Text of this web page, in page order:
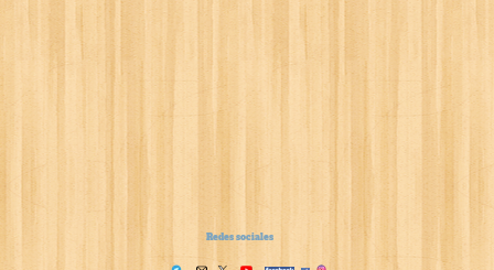
Redes sociales